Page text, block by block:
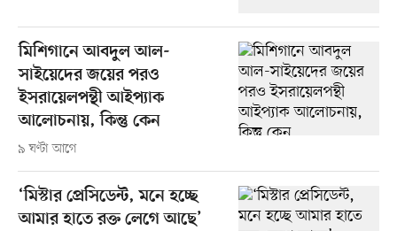
মিশিগানে আবদুল আল-
সাইয়েদের জয়ের পরও
ইসরায়েলপন্থী আইপ্যাক
আলোচনায়, কিন্তু কেন
৯ ঘণ্টা আগে
‘মিস্টার প্রেসিডেন্ট, মনে হচ্ছে
আমার হাতে রক্ত লেগে আছে’